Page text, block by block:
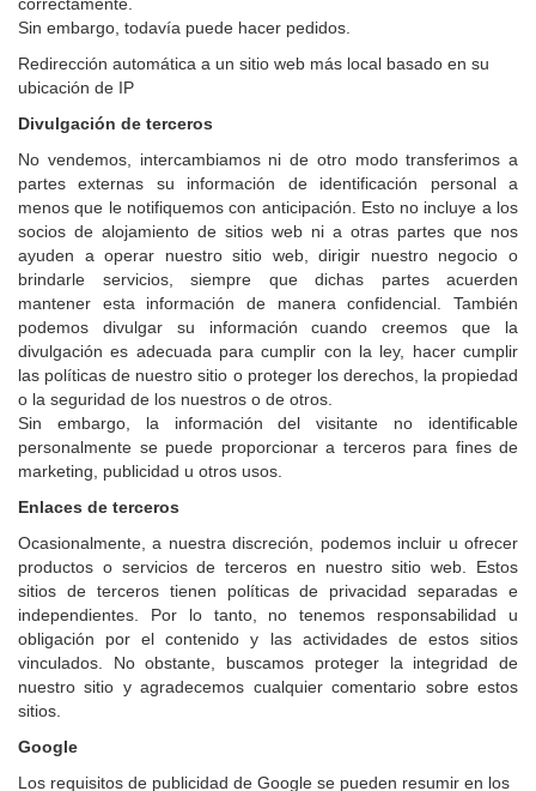
Sin embargo, todavía puede hacer pedidos.
Redirección automática a un sitio web más local basado en su
ubicación de IP
Divulgación de terceros
No vendemos, intercambiamos ni de otro modo transferimos a
partes externas su información de identificación personal a
menos que le notifiquemos con anticipación. Esto no incluye a los
socios de alojamiento de sitios web ni a otras partes que nos
ayuden a operar nuestro sitio web, dirigir nuestro negocio o
brindarle servicios, siempre que dichas partes acuerden
mantener esta información de manera confidencial. También
podemos divulgar su información cuando creemos que la
divulgación es adecuada para cumplir con la ley, hacer cumplir
las políticas de nuestro sitio o proteger los derechos, la propiedad
o la seguridad de los nuestros o de otros.
Sin embargo, la información del visitante no identificable
personalmente se puede proporcionar a terceros para fines de
marketing, publicidad u otros usos.
Enlaces de terceros
Ocasionalmente, a nuestra discreción, podemos incluir u ofrecer
productos o servicios de terceros en nuestro sitio web. Estos
sitios de terceros tienen políticas de privacidad separadas e
independientes. Por lo tanto, no tenemos responsabilidad u
obligación por el contenido y las actividades de estos sitios
vinculados. No obstante, buscamos proteger la integridad de
nuestro sitio y agradecemos cualquier comentario sobre estos
sitios.
Google
Los requisitos de publicidad de Google se pueden resumir en los